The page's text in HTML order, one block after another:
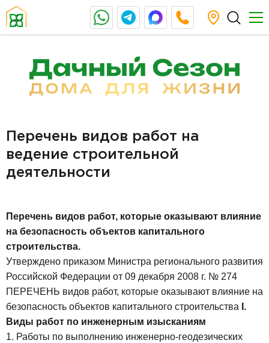
Перечень видов работ на
ведение строительной
деятельности
Перечень видов работ, которые оказывают влияние
на безопасность объектов капитального
строительства.
Утверждено приказом Министра регионального развития
Российской Федерации от 09 декабря 2008 г. № 274
ПЕРЕЧЕНЬ видов работ, которые оказывают влияние на
безопасность объектов капитального строительства I.
Виды работ по инженерным изысканиям
1. Работы по выполнению инженерно-геодезических